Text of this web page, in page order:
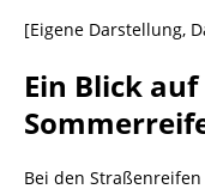
[Eigene Darstellung,
Ein Blick
Bei den